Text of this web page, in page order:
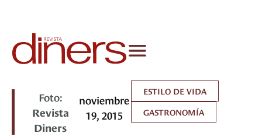
Foto:
Revista
Diners
noviembre
19, 2015
ESTILO DE VIDA
GASTRONOMÍA